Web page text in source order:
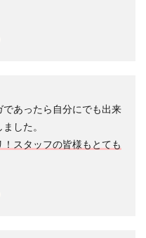
あったら自分にでも出来
した。
スタッフの皆様もとても